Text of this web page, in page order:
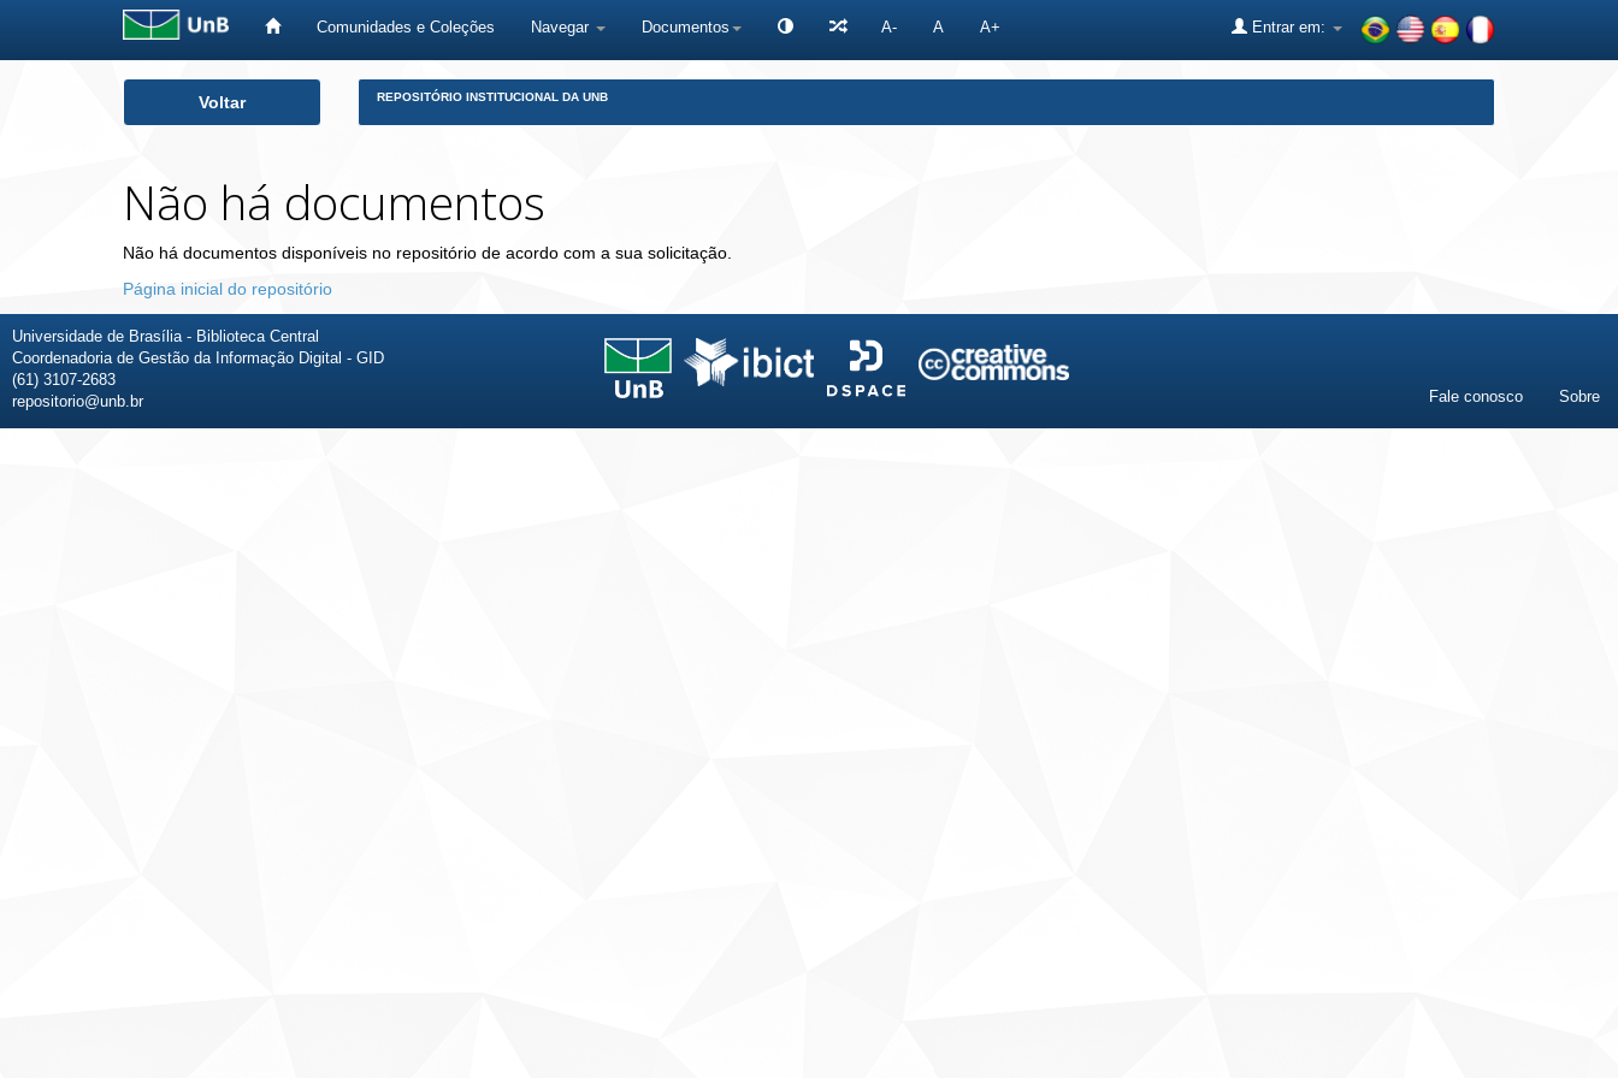
Comunidades e Coleções Navegar Documentos A- A A+ Entrar em:
Voltar REPOSITÓRIO INSTITUCIONAL DA UNB
Não há documentos
Não há documentos disponíveis no repositório de acordo com a sua solicitação.
Página inicial do repositório
Universidade de Brasília - Biblioteca Central
Coordenadoria de Gestão da Informação Digital - GID
(61) 3107-2683
repositorio@unb.br
Fale conosco Sobre